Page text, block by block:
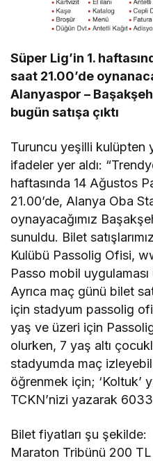
Süper Lig’in 1.
saat 21.00’de
Alanyaspor –
bugün satışa çıktı
Turuncu yeşilli kulüpten
ifadeler yer aldı:
haftasında 14 Ağustos
21.00’de, Alanya Oba
oynayacağımız
sunuldu. Bilet
Kulübü Passolig Ofisi,
Passo mobil
Ayrıca maç günü bilet
için stadyum passolig
yaş ve üzeri için
olurken, 7 yaş altı
stadyumda maç
öğrenmek için; ‘Koltuk’
TCKN’nizi yazarak
Bilet fiyatları şu şekilde:
Maraton Tribünü 200 TL